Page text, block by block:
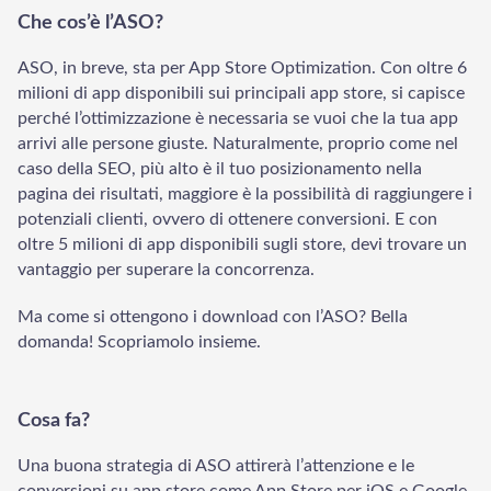
Che cos’è l’ASO?
ASO, in breve, sta per App Store Optimization. Con oltre 6
milioni di app disponibili sui principali app store, si capisce
perché l’ottimizzazione è necessaria se vuoi che la tua app
arrivi alle persone giuste. Naturalmente, proprio come nel
caso della SEO, più alto è il tuo posizionamento nella
pagina dei risultati, maggiore è la possibilità di raggiungere i
potenziali clienti, ovvero di ottenere conversioni. E con
oltre 5 milioni di app disponibili sugli store, devi trovare un
vantaggio per superare la concorrenza.
Ma come si ottengono i download con l’ASO? Bella
domanda! Scopriamolo insieme.
Cosa fa?
Una buona strategia di ASO attirerà l’attenzione e le
LadderWP Peter